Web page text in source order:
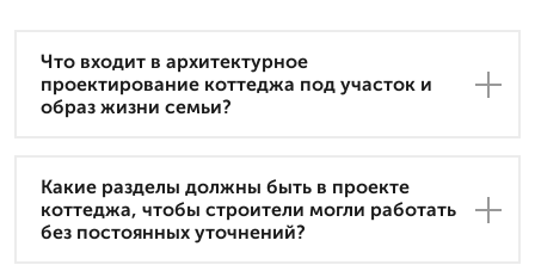
Что входит в архитектурное
проектирование коттеджа под участок и
образ жизни семьи?
Какие разделы должны быть в проекте
коттеджа, чтобы строители могли работать
без постоянных уточнений?